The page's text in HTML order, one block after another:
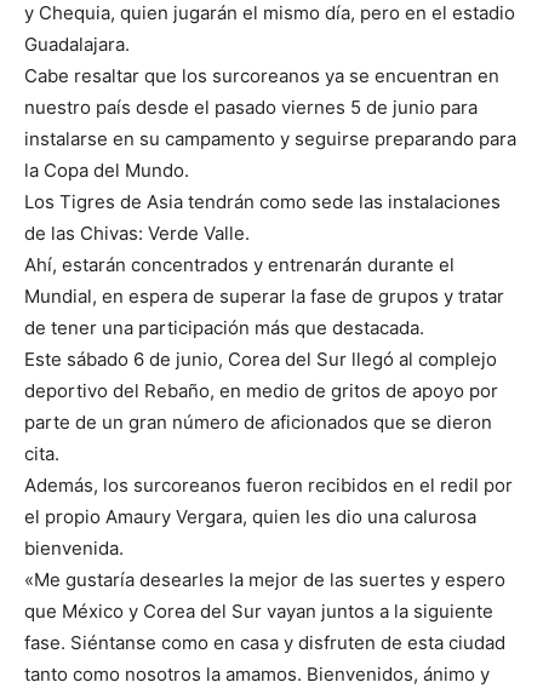
y Chequia, quien jugarán el mismo día, pero en el estadio
Guadalajara.
Cabe resaltar que los surcoreanos ya se encuentran en
nuestro país desde el pasado viernes 5 de junio para
instalarse en su campamento y seguirse preparando para
la Copa del Mundo.
Los Tigres de Asia tendrán como sede las instalaciones
de las Chivas: Verde Valle.
Ahí, estarán concentrados y entrenarán durante el
Mundial, en espera de superar la fase de grupos y tratar
de tener una participación más que destacada.
Este sábado 6 de junio, Corea del Sur llegó al complejo
deportivo del Rebaño, en medio de gritos de apoyo por
parte de un gran número de aficionados que se dieron
cita.
Además, los surcoreanos fueron recibidos en el redil por
el propio Amaury Vergara, quien les dio una calurosa
bienvenida.
«Me gustaría desearles la mejor de las suertes y espero
que México y Corea del Sur vayan juntos a la siguiente
fase. Siéntanse como en casa y disfruten de esta ciudad
tanto como nosotros la amamos. Bienvenidos, ánimo y